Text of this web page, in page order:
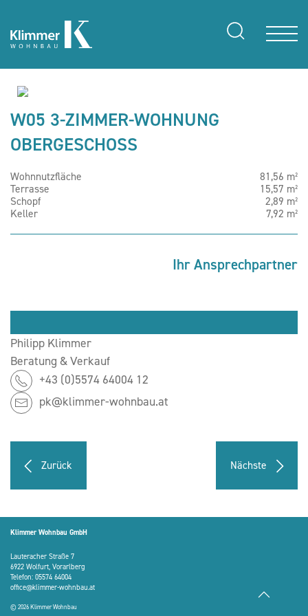
W05 3-ZIMMER-WOHNUNG
OBERGESCHOSS
Wohnnutzfläche
81,56 m²
Terrasse
15,57 m²
Schopf
2,89 m²
Keller
7,92 m²
Ihr Ansprechpartner
Philipp Klimmer
Beratung & Verkauf
+43 (0)5574 64004 12
pk@klimmer-wohnbau.at
Zurück Nächste
Klimmer Wohnbau GmbH
Lauteracher Straße 7
6922 Wolfurt, Vorarlberg
Telefon: 05574 64004
office@klimmer-wohnbau.at
© 2026 Klimmer Wohnbau